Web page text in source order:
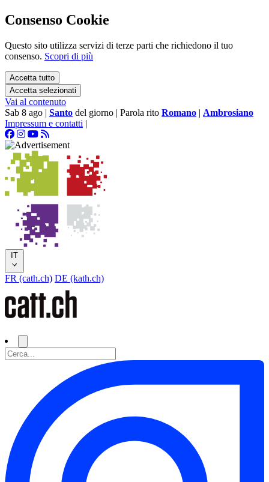
Consenso Cookie
Questo sito utilizza servizi di terze parti che richiedono il tuo
consenso. Scopri di più
Accetta tutto
Accetta selezionati
Vai al contenuto
Sab 8 ago | Santo del giorno | Parola rito Romano | Ambrosiano
Impressum e contatti |
IT
FR (cath.ch) DE (kath.ch)